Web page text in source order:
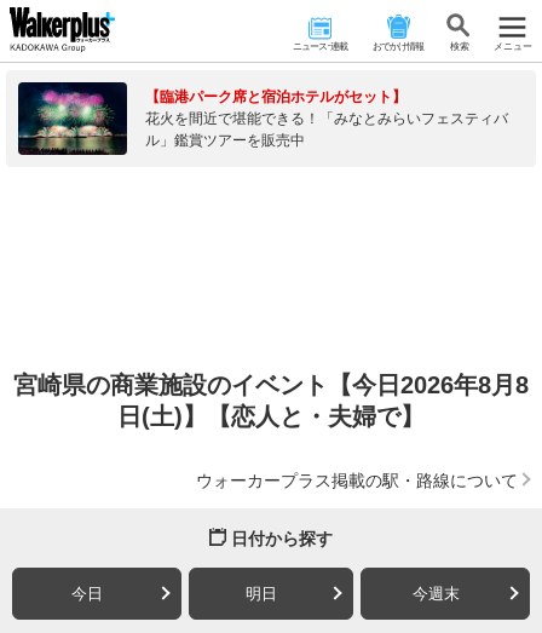
ニュース･連載 おでかけ情報 検 索 メニュー
【臨港パーク席と宿泊ホテルがセット】
花火を間近で堪能できる！「みなとみらいフェスティバ
ル」鑑賞ツアーを販売中
宮崎県の商業施設のイベント【今日2026年8月8
日(土)】【恋人と・夫婦で】
ウォーカープラス掲載の駅・路線について
日付から探す
今日 明日 今週末